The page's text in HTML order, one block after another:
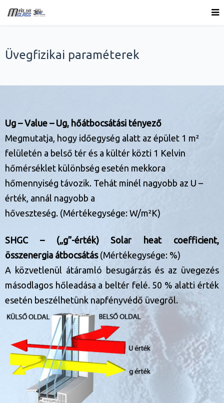
Üvegfizikai paraméterek
Ug – Value – Ug, hőátbocsátási tényező
Megmutatja, hogy időegység alatt az épület 1 m²
felületén a belső tér és a kültér közti 1 Kelvin
hőmérséklet különbség esetén mekkora
hőmennyiség távozik. Tehát minél nagyobb az U –
érték, annál nagyobb a
hőveszteség. (Mértékegysége: W/m²K)
SHGC – („g”-érték) Solar heat coefficient,
összenergia átbocsátás (Mértékegysége: %)
A közvetlenül átáramló besugárzás és az üvegezés
másodlagos hőleadása a beltér felé. 50 % alatti érték
esetén beszélhetünk napfényvédő üvegről.